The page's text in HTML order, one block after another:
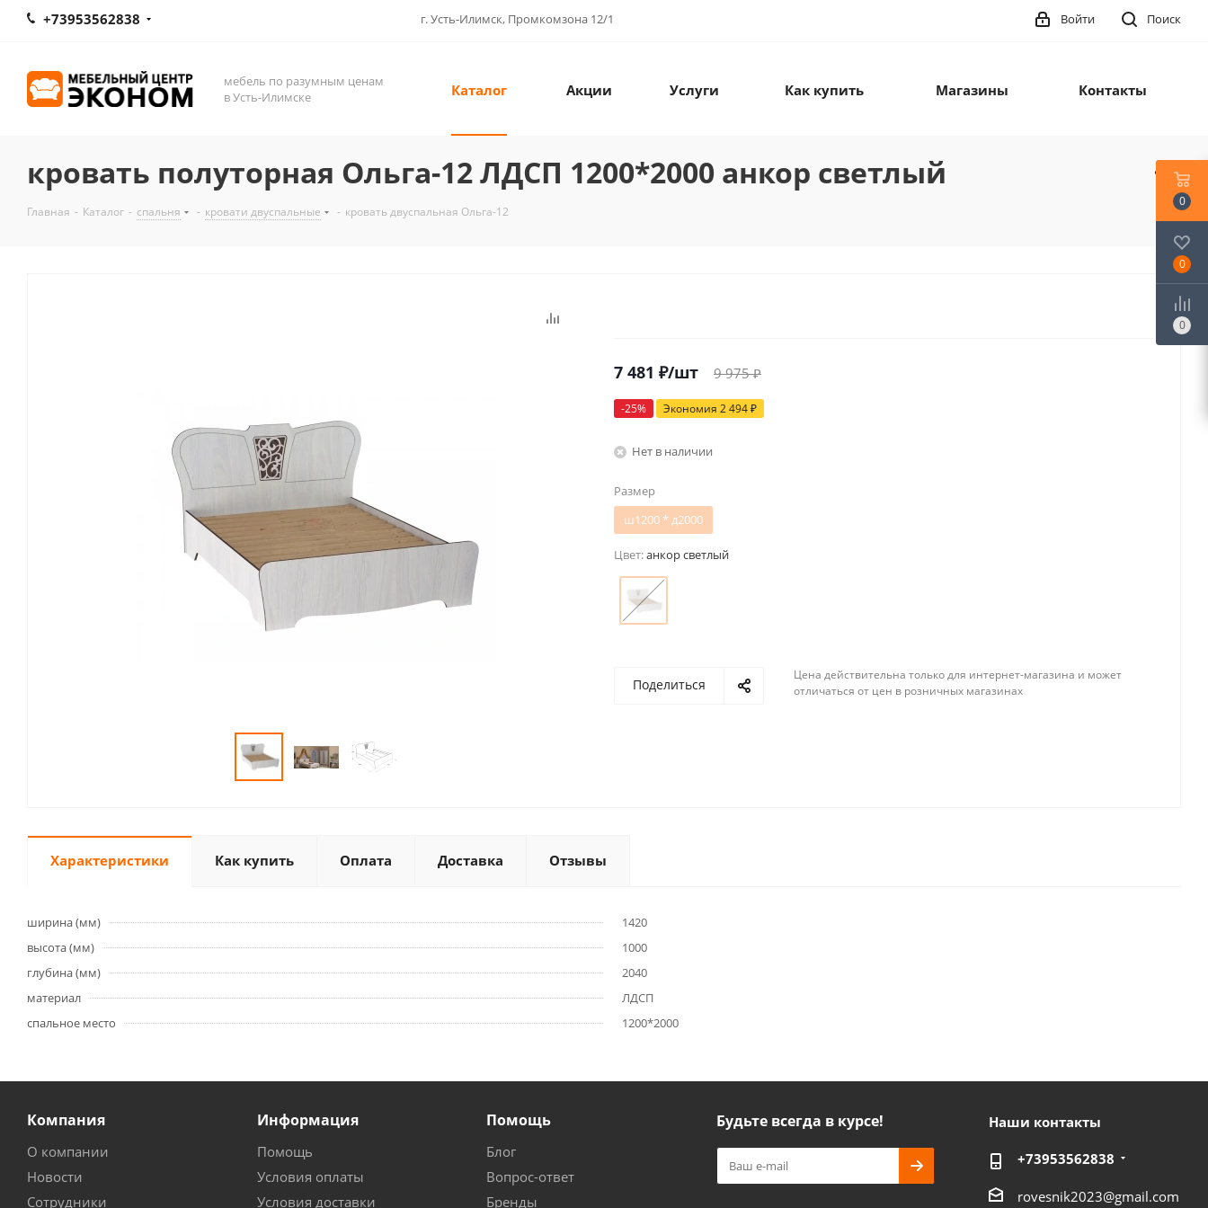
+73953562838 г. Усть-Илимск, Промкомзона 12/1 Поиск
Войти
мебель по разумным ценам
в Усть-Илимске
Каталог Акции Услуги Как купить Магазины Контакты
кровать полуторная Ольга-12 ЛДСП 1200*2000 анкор светлый
Главная - Каталог - спальня - кровати двуспальные - кровать двуспальная Ольга-12
7 481 ₽/шт 9 975₽
-25% Экономия 2 494₽
Нет в наличии
Размер
ш1200 * д2000
Цвет:анкор светлый
Поделиться
Цена действительна только для интернет-магазина и может
отличаться от цен в розничных магазинах
Характеристики Как купить Оплата Доставка Отзывы
ширина (мм)
1420
высота (мм)
1000
глубина (мм)
2040
материал
ЛДСП
спальное место
1200*2000
Компания
О компании
Новости
Сотрудники
Информация
Помощь
Условия оплаты
Условия доставки
Помощь
Блог
Вопрос-ответ
Бренды
Будьте всегда в курсе! Наши контакты
+73953562838
rovesnik2023@gmail.com
0
0
0